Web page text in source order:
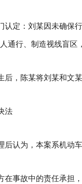
认定：刘某因未确保
通行、制造视线盲区
后，陈某将刘某和文
法
后认为，本案系机动
在事故中的责任承担